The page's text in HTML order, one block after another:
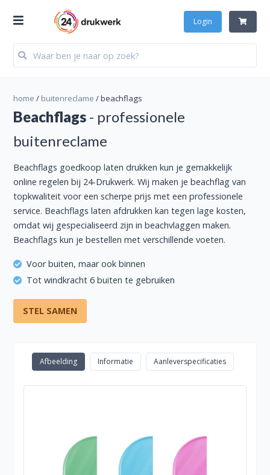
Login
home / buitenreclame /beachflags
Beachflags - professionele
buitenreclame
Beachflags goedkoop laten drukken kun je gemakkelijk
online regelen bij 24-Drukwerk. Wij maken je beachflag van
topkwaliteit voor een scherpe prijs met een professionele
service. Beachflags laten afdrukken kan tegen lage kosten,
omdat wij gespecialiseerd zijn in beachvlaggen maken.
Beachflags kun je bestellen met verschillende voeten.
Voor buiten, maar ook binnen
Tot windkracht 6 buiten te gebruiken
STEL SAMEN
Afbeelding Informatie Aanleverspecificaties